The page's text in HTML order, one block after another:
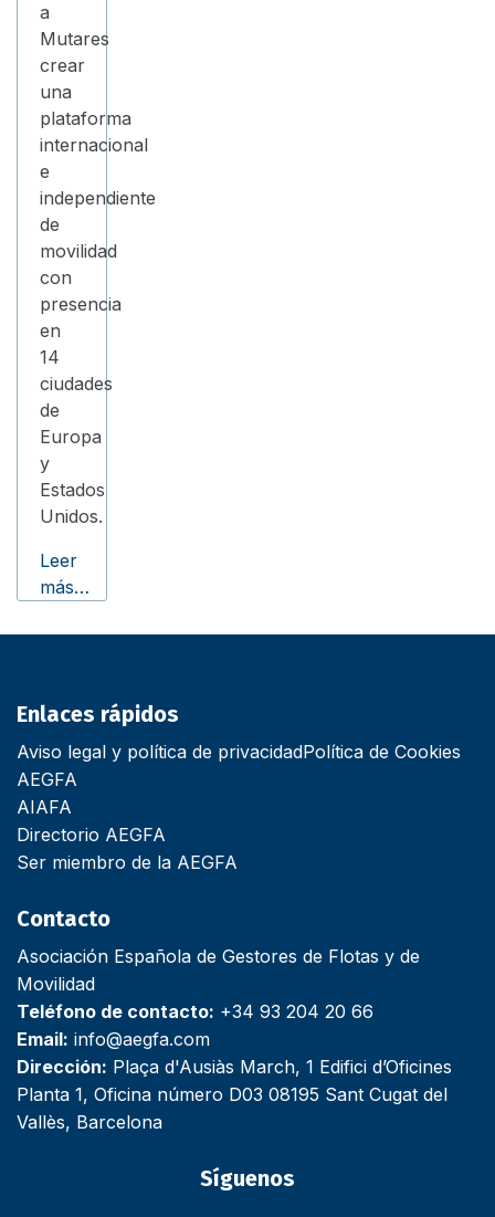
a
Mutares
crear
una
plataforma
internacional
e
independiente
de
movilidad
con
presencia
en
14
ciudades
de
Europa
y
Estados
Unidos.
Leer
más…
Enlaces rápidos
Aviso legal y política de privacidadPolítica de Cookies
AEGFA
AIAFA
Directorio AEGFA
Ser miembro de la AEGFA
Contacto
Asociación Española de Gestores de Flotas y de
Movilidad
Teléfono de contacto: +34 93 204 20 66
Email: info@aegfa.com
Dirección: Plaça d'Ausiàs March, 1 Edifici d’Oficines
Planta 1, Oficina número D03 08195 Sant Cugat del
Vallès, Barcelona
Síguenos